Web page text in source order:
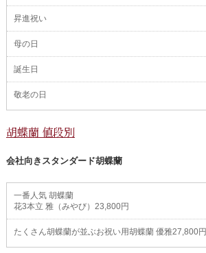
昇進祝い
母の日
誕生日
敬老の日
胡蝶蘭 値段別
会社向きスタンダード胡蝶蘭
一番人気 胡蝶蘭
花3本立 雅（みやび）23,800円
たくさん胡蝶蘭が並ぶお祝い用胡蝶蘭 優雅27,800円